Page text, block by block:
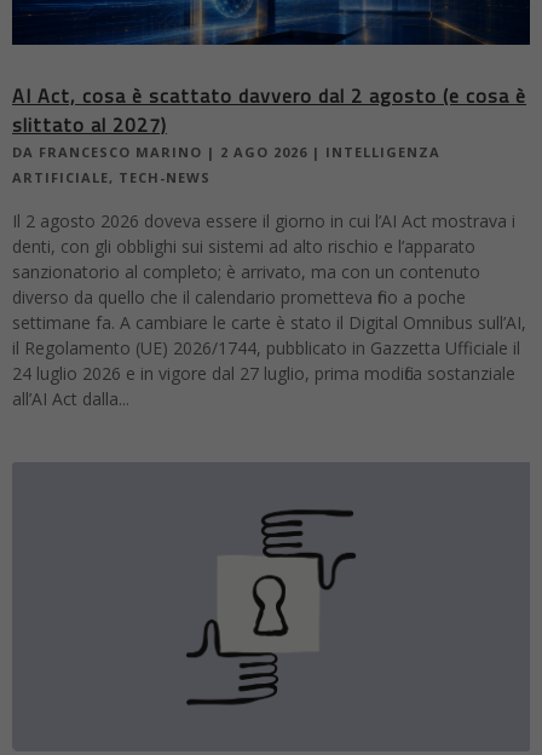
AI Act, cosa è scattato davvero dal 2 agosto (e cosa è
slittato al 2027)
DA FRANCESCO MARINO | 2 AGO 2026 | INTELLIGENZA
ARTIFICIALE, TECH-NEWS
Il 2 agosto 2026 doveva essere il giorno in cui l’AI Act mostrava i
denti, con gli obblighi sui sistemi ad alto rischio e l’apparato
sanzionatorio al completo; è arrivato, ma con un contenuto
diverso da quello che il calendario prometteva fino a poche
settimane fa. A cambiare le carte è stato il Digital Omnibus sull’AI,
il Regolamento (UE) 2026/1744, pubblicato in Gazzetta Ufficiale il
24 luglio 2026 e in vigore dal 27 luglio, prima modifica sostanziale
all’AI Act dalla...